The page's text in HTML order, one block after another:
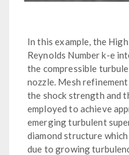
In this example, the
Reynolds Number k-e
the compressible
nozzle. Mesh
the shock strength and
employed to achieve
emerging turbulent
diamond structure
due to growing